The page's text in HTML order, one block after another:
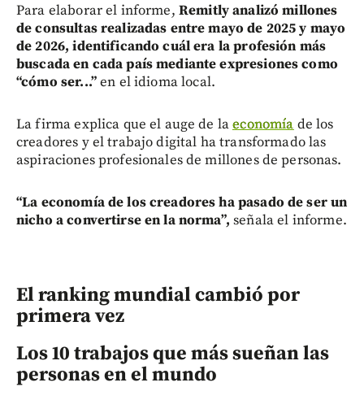
Para elaborar el informe, Remitly analizó millones
de consultas realizadas entre mayo de 2025 y mayo
de 2026, identificando cuál era la profesión más
buscada en cada país mediante expresiones como
“cómo ser...”en el idioma local.
La firma explica que el auge de laeconomía de los
creadores y el trabajo digital ha transformado las
aspiraciones profesionales de millones de personas.
“La economía de los creadores ha pasado de ser un
nicho a convertirse en la norma”, señala el informe.
El ranking mundial cambió por
primera vez
Los 10 trabajos que más sueñan las
personas en el mundo